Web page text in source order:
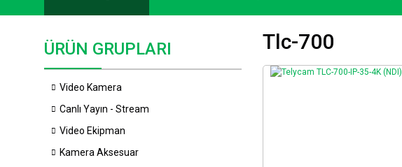
ÜRÜN GRUPLARI
Video Kamera
Canlı Yayın - Stream
Video Ekipman
Kamera Aksesuar
Tlc-700